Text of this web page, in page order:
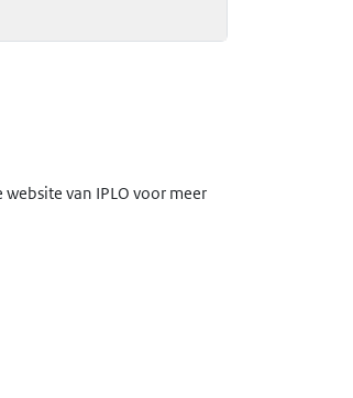
van IPLO voor meer